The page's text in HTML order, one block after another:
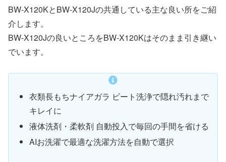
BW-X120KとBW-X120Jの共通している主な良い所をご紹
介します。
BW-X120Jの良いところをBW-X120Kはそのまま引き継い
でいます。
衣類長もちナイアガラ ビート洗浄で隠れ汚れまで
キレイに
液体洗剤・柔軟剤 自動投入で毎回の手間を省ける
AIお洗濯で最適な洗濯方法を自動で選択